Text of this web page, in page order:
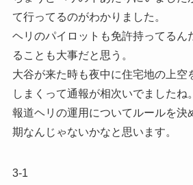
て行ってるのがわかりました。
ヘリのパイロットも免許持ってるん
ることも大事だと思う。
大谷が来た時も夜中に住宅地の上空
しまくって通報が相次いでましたね。
報道ヘリの運用についてルールを決
期なんじゃないかなと思います。
3-1